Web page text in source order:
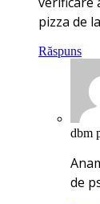
pizza de
Răspuns
dbm
de